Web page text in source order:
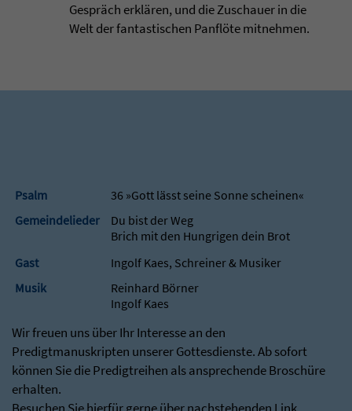
Gespräch erklären, und die Zuschauer in die
Welt der fantastischen Panflöte mitnehmen.
Psalm
36 »Gott lässt seine Sonne scheinen«
Gemeindelieder
Du bist der Weg
Brich mit den Hungrigen dein Brot
Gast
Ingolf Kaes, Schreiner & Musiker
Musik
Reinhard Börner
Ingolf Kaes
Wir freuen uns über Ihr Interesse an den
Predigtmanuskripten unserer Gottesdienste. Ab sofort
können Sie die Predigtreihen als ansprechende Broschüre
erhalten.